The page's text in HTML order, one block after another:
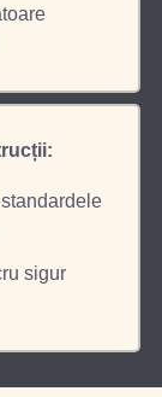
sigur